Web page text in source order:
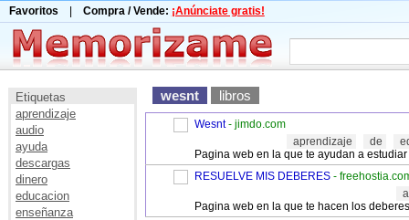
Favoritos Compra / Vende: ¡Anúnciate gratis!
Etiquetas
aprendizaje
audio
ayuda
descargas
dinero
educacion
enseñanza
wesnt libros
Wesnt - jimdo.com
aprendizaje
de
Pagina web en la que te ayudan a
RESUELVE MIS DEBERES -
Pagina web en la que te hacen los